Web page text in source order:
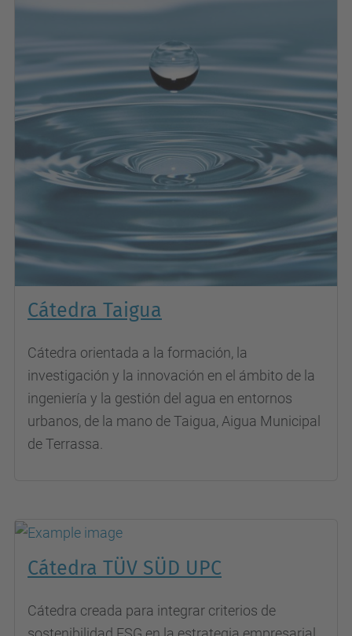
Cátedra Taigua
Cátedra orientada a la formación, la
investigación y la innovación en el ámbito de la
ingeniería y la gestión del agua en entornos
urbanos, de la mano de Taigua, Aigua Municipal
de Terrassa.
Cátedra TÜV SÜD UPC
Cátedra creada para integrar criterios de